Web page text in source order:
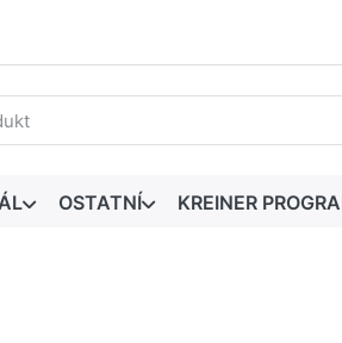
První výsledky se zobrazí
OSTATNÍ KREINER